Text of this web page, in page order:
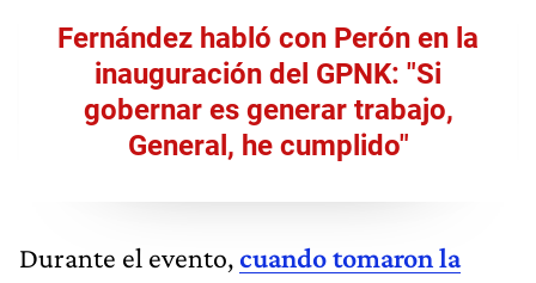
Fernández habló con Perón en la
inauguración del GPNK: "Si
gobernar es generar trabajo,
General, he cumplido"
Durante el evento,cuando tomaron la